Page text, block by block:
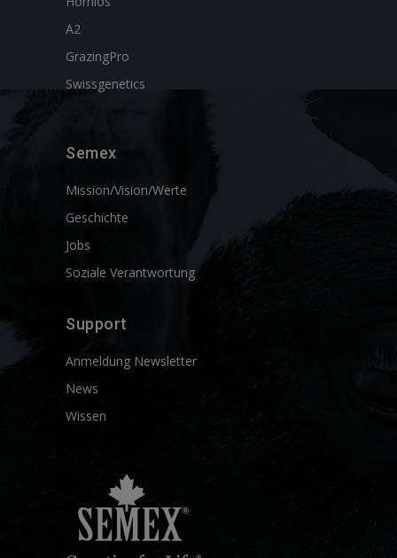
A2
GrazingPro
Swissgenetics
Semex
Mission/Vision/Werte
Geschichte
Jobs
Soziale Verantwortung
Support
Anmeldung Newsletter
News
Wissen